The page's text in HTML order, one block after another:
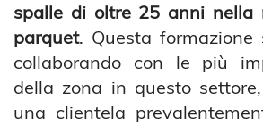
spalle di oltre 25 anni nella
parquet. Questa
collaborando con le più
della zona in questo
una clientela